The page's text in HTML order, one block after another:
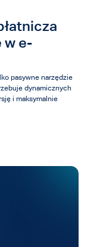
w e-
pasywne narzędzie
dynamicznych
i maksymalnie